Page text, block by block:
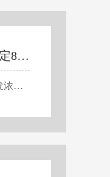
湖北深夜紧急救援！无人机30分钟锁定85岁失联老人，硬核技术守护民生
3月20日深夜11点，随州随县新街镇的寒意愈发浓烈，初春的夜风裹挟着湿冷气息，寒意直透衣骨。就在这个万籁俱寂的深夜，新街派出所的值班电话突然响起，一通带着哭腔的求助电话打破了宁静——一位85岁高龄的老人，当天下午出门后便失联未归，其子女均不在身边，家中仅剩同样年过八旬的老伴焦急万分，邻居们自发陪同家属，在周边道路、田间地头反复搜寻数小时，却始终未见老人踪影，情况万分危急。高龄老人深夜滞留野外，危险不言而喻。初春深夜气温持续走低，田间泥地湿滑难行，老人不仅可能遭遇失温、摔伤，还可能因体力不支陷入更危险的境地，每多滞留一分钟，生命安全就多一分威胁。就在众人束手无策、传统人力搜救陷入瓶颈之际，专业无人机挺身而出，成为这场深夜救援的“破局关键”，用科技力量为老人的生命保驾护航。警民空地联动，无人机化身深夜搜救“空中鹰眼”以往深夜野外寻人，纯靠人力排查往往事倍功半。漆黑的夜色让视线几乎为零，老人最后失联的区域...